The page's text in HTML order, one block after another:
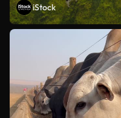
iStock